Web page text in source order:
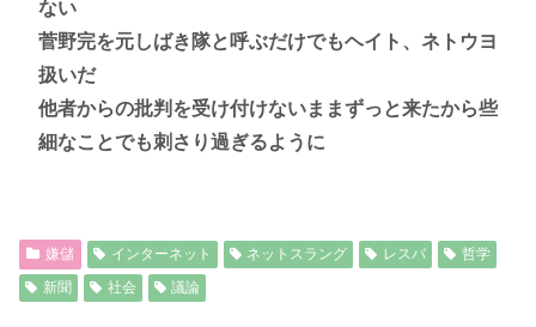
ない
菅野完を元しばき隊と呼ぶだけでもヘイト、ネトウヨ
扱いだ
他者からの批判を受け付けないままずっと来たから些
細なことでも刺さり過ぎるように
嫌儲 インターネット ネットスラング レスバ
哲学
新聞
社会 議論